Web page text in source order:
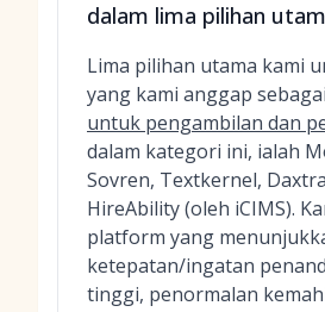
dalam lima pilihan
Lima pilihan utama kami
yang kami anggap sebagai
untuk pengambilan dan
dalam kategori ini, ialah
Sovren, Textkernel,
HireAbility (oleh iCIMS).
platform yang
ketepatan/ingatan
tinggi, penormalan